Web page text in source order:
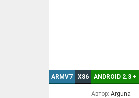
ARMV7 X86 ANDROID 2.3 +
Автор: Arguna